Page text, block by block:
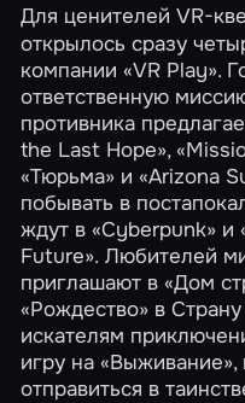
Для ценителей VR-
открылось сразу
компании «VR Play».
ответственную
противника
the Last Hope»,
«Тюрьма» и«Arizona
побывать в
ждут в«Cyberpunk» и
Future». Любителей
приглашают в«Дом
«Рождество» в
искателям
игру на«Выживание»,
отправиться в